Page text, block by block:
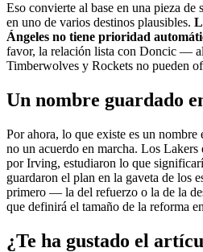
Eso convierte al base en una pieza
en uno de varios destinos plausibles.
Ángeles no tiene prioridad
favor, la relación lista con Doncic —
Timberwolves y Rockets no pueden
Un nombre guardado
Por ahora, lo que existe es un
no un acuerdo en marcha. Los Lakers
por Irving, estudiaron lo que
guardaron el plan en la gaveta de los
primero — la del refuerzo o la de la
que definirá el tamaño de la reforma
¿Te ha gustado el